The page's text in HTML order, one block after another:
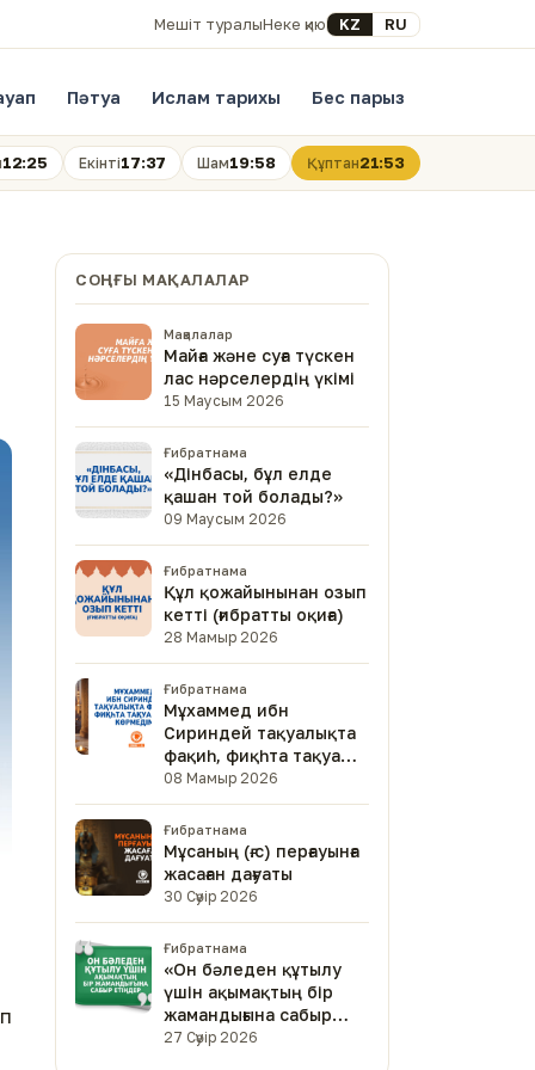
Мешіт туралыНеке қиюSelect your language
KZ RU
Пәтуа Ислам тарихы Бес парыз
12:25 Екінті17:37 Шам19:58 Құптан21:53
СОҢҒЫ МАҚАЛАЛАР
Мақалалар
Майға және суға түскен
лас нәрселердің үкімі
15 Маусым 2026
Ғибратнама
«Дінбасы, бұл елде
қашан той болады?»
09 Маусым 2026
Ғибратнама
Құл қожайынынан озып
кетті (ғибратты оқиға)
28 Мамыр 2026
Ғибратнама
Мұхаммед ибн
Сириндей тақуалықта
фақиһ, фиқһта тақуа
адам көрмедім
08 Мамыр 2026
Ғибратнама
Мұсаның (ғ.с) перғауынға
жасаған дағуаты
30 Сәуір 2026
Ғибратнама
«Он бәледен құтылу
үшін ақымақтың бір
жамандығына сабыр
етіңдер»
27 Сәуір 2026